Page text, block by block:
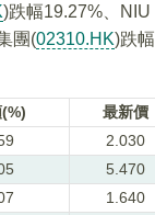
)跌幅19.27%、NIU
團(02310.HK)跌幅
最新價
2.030
5.470
1.640